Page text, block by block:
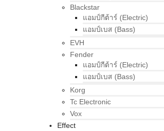
Blackstar
แอมป์กีต้าร์ (Electric)
แอมป์เบส (Bass)
EVH
Fender
แอมป์กีต้าร์ (Electric)
แอมป์เบส (Bass)
Korg
Tc Electronic
Vox
Effect